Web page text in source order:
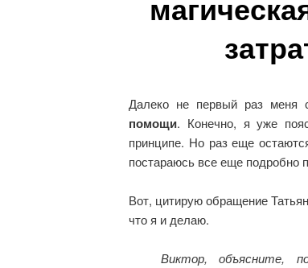
Далеко не первый раз меня
помощи. Конечно, я уже
принципе. Но раз еще
постараюсь все еще подробно
Вот, цитирую обращение
что я и делаю.
Виктор, объясните,